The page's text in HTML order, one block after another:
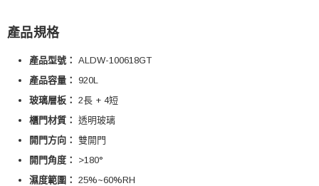
產品規格
產品型號： ALDW-100618GT
產品容量： 920L
玻璃層板： 2長 + 4短
櫃門材質： 透明玻璃
開門方向： 雙開門
開門角度：
>180°
濕度範圍： 25%~60%RH